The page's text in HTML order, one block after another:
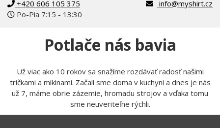
+420 606 105 375
Po-Pia 7:15 - 13:30
info@myshirt.cz
Potlače nás bavia
Už viac ako 10 rokov sa snažíme rozdávať radosť našimi
tričkami a mikinami. Začali sme doma v kuchyni a dnes je nás
už 7, máme obrie zázemie, hromadu strojov a vďaka tomu
sme neuveriteľne rýchli.